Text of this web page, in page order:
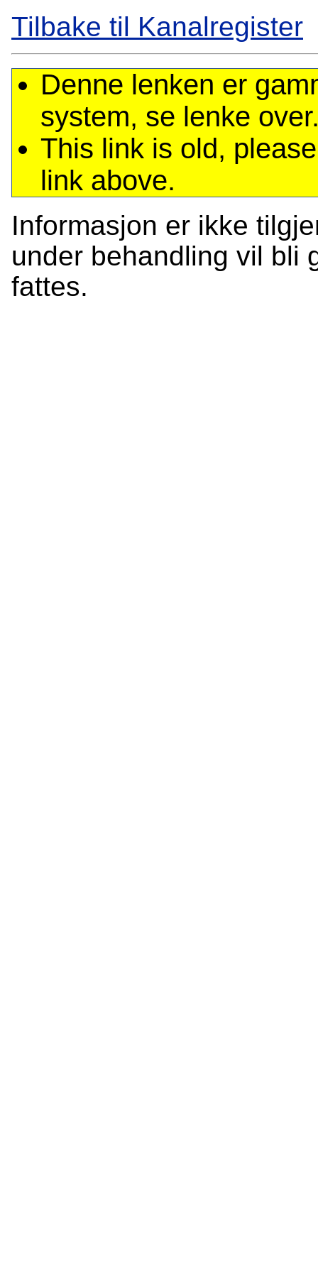
Tilbake til Kanalregister
Denne lenken er
system, se lenke
This link is old,
link above.
Informasjon er ikke
under behandling vil bli
fattes.